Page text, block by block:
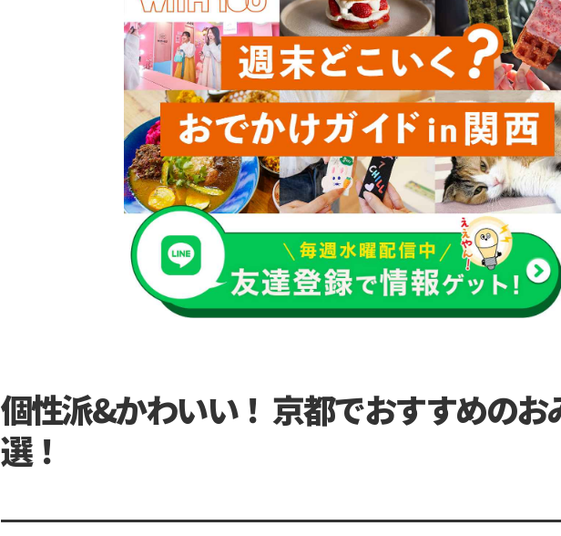
個性派&かわいい！ 京都でおすすめのお
選！